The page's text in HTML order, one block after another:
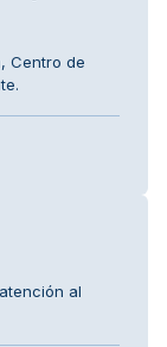
Centro de
al